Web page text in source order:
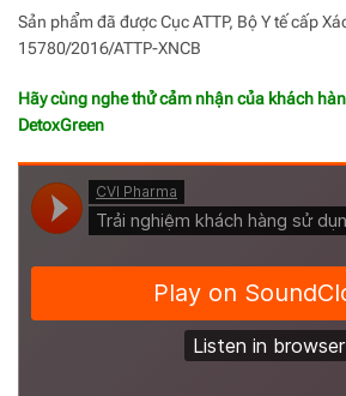
Sản phẩm đã được Cục ATTP, Bộ Y tế cấp
15780/2016/ATTP-XNCB
Hãy cùng nghe thử cảm nhận của khách
DetoxGreen